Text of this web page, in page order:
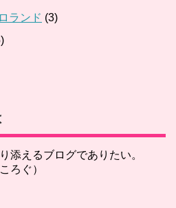
ランド (3)
添えるブログでありたい。
ろぐ）